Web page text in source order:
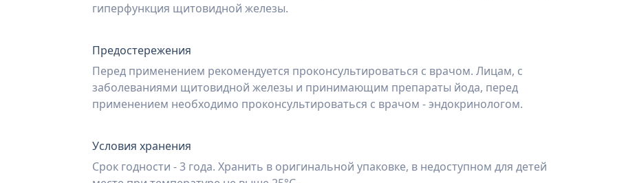
гиперфункция щитовидной железы.
Предостережения
Перед применением рекомендуется проконсультироваться с врачом. Лицам, с
заболеваниями щитовидной железы и принимающим препараты йода, перед
применением необходимо проконсультироваться с врачом - эндокринологом.
Условия хранения
Срок годности - 3 года. Хранить в оригинальной упаковке, в недоступном для детей